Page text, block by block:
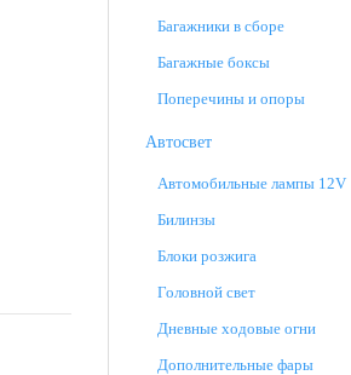
Багажники в сборе
Багажные боксы
Поперечины и опоры
Автосвет
Автомобильные лампы 12V
Билинзы
Блоки розжига
Головной свет
Дневные ходовые огни
Дополнительные фары